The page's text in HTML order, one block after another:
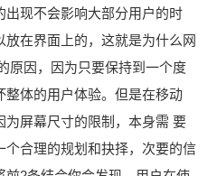
现不会影响大部分用户的时
在界面上的，这就是为什么网
原因，因为只要保持到一个度
体的用户体验。但是在移动
屏幕尺寸的限制，本身需 要
合理的规划和抉择，次要的信